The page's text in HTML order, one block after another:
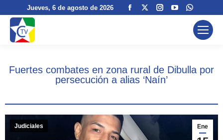
Jueves, 6 de agosto de 2026
Facebook
windowwindow
Instagram
window
YouTube
opens
window
page
opens
window
Fuertes combates en zona rural de Dibulla por
persecución a alias ‘Naín’
Ene
Judiciales